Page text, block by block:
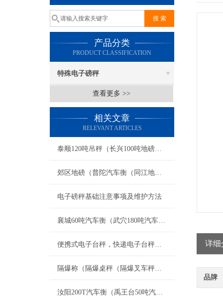
产品分类
PRODUCT CLASSIFICATION
特殊电子磅秤
查看更多 >>
相关文章
RELEVANT ARTICLES
泰顺120吨吊秤（长兴100吨地磅）婺城30吨汽车衡）福州地磅维修
郊区地磅（普陀汽车衡（同江地磅）虹口汽车衡）富锦地磅维修
电子磅秤基础注意事项及维护方法
襄城60吨汽车衡（武穴180吨汽车磅）掇刀40吨地磅）利川隔爆地磅维修
便携式电子台秤，快递电子台秤，手提式电子台秤
隔爆称（隔爆桌秤（隔爆叉车秤的区别在哪里
汝阳200T汽车衡（禹王台50吨汽车磅）登封300T地磅）长阳地磅维修
详细
品牌